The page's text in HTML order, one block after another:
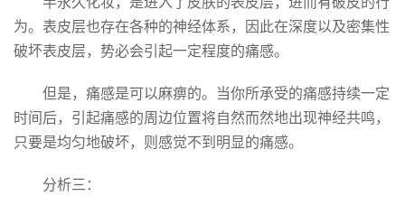
为。表皮层也存在各种的神经体系，因此在深度以及密集性
破坏表皮层，势必会引起一定程度的痛感。
但是，痛感是可以麻痹的。当你所承受的痛感持续一定
时间后，引起痛感的周边位置将自然而然地出现神经共鸣，
只要是均匀地破坏，则感觉不到明显的痛感。
分析三：